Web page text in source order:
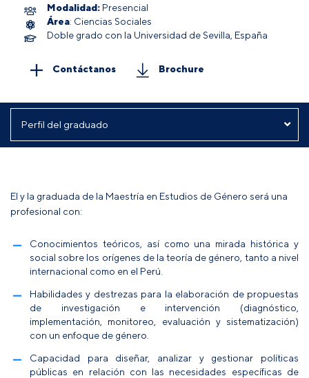
Modalidad: Presencial
Área: Ciencias Sociales
Doble grado con la Universidad de Sevilla, España
Contáctanos Brochure
El y la graduada de la Maestría en Estudios de Género será una
profesional con:
Conocimientos teóricos, así como una mirada histórica y
social sobre los orígenes de la teoría de género, tanto a nivel
internacional como en el Perú.
Habilidades y destrezas para la elaboración de propuestas
de investigación e intervención (diagnóstico,
implementación, monitoreo, evaluación y sistematización)
con un enfoque de género.
Capacidad para diseñar, analizar y gestionar políticas
públicas en relación con las necesidades específicas de